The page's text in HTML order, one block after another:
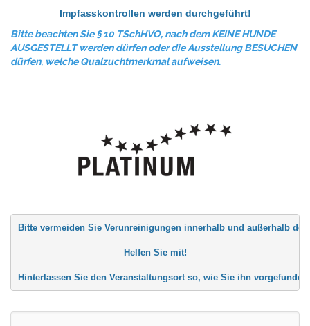
Impfasskontrollen werden durchgeführt!
Bitte beachten Sie § 10 TSchHVO, nach dem KEINE HUNDE
AUSGESTELLT werden dürfen oder die Ausstellung BESUCHEN
dürfen, welche Qualzuchtmerkmal aufweisen.
Bitte vermeiden Sie Verunreinigungen innerhalb und außerhalb des
Helfen Sie mit!
Hinterlassen Sie den Veranstaltungsort so, wie Sie ihn vorgefunden